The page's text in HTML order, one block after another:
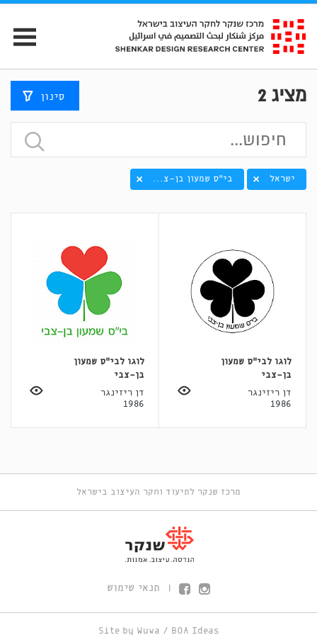
מציג 2 סינון
ישראל בי"ס שמעון בן-צ...
לוגו לבי"ס שמעון
בן-צבי
דן ריזינגר
1986
לוגו לבי"ס שמעון
בן-צבי
דן ריזינגר
1986
מרכז שנקר לתיעוד וחקר העיצוב בישראל
תנאי שימוש
Site by Wuwa / BOA Ideas